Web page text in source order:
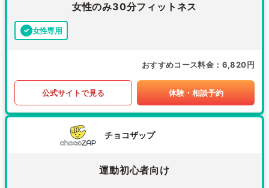
女性のみ30分フィットネス
女性専用
おすすめコース料金 6,820円
公式サイトで見る 体験・相談予約
チョコザップ
運動初心者向け